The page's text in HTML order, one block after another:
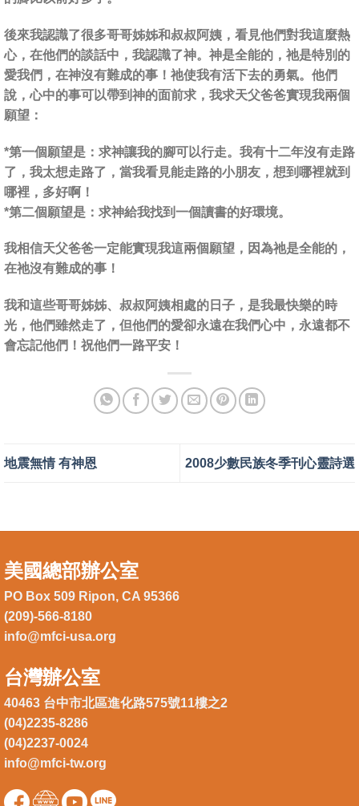
後來我認識了很多哥哥姊姊和叔叔阿姨，看見他們對我這麼熱
心，在他們的談話中，我認識了神。神是全能的，祂是特別的
愛我們，在神沒有難成的事！祂使我有活下去的勇氣。他們
說，心中的事可以帶到神的面前求，我求天父爸爸實現我兩個
願望：
*第一個願望是： 求神讓我的腳可以行走。我有十二年沒有走路
了，我太想走路了，當我看見能走路的小朋友，想到哪裡就到
哪裡，多好啊！
*第二個願望是： 求神給我找到一個讀書的好環境。
我相信天父爸爸一定能實現我這兩個願望，因為祂是全能的，
在祂沒有難成的事！
我和這些哥哥姊姊、叔叔阿姨相處的日子，是我最快樂的時
光，他們雖然走了，但他們的愛卻永遠在我們心中，永遠都不
會忘記他們！祝他們一路平安！
地震無情 有神恩 2008少數民族冬季刊心靈詩選
美國總部辦公室
PO Box 509 Ripon, CA 95366
(209)-566-8180
info@mfci-usa.org
台灣辦公室
40463 台中市北區進化路575號11樓之2
(04)2235-8286
(04)2237-0024
info@mfci-tw.org